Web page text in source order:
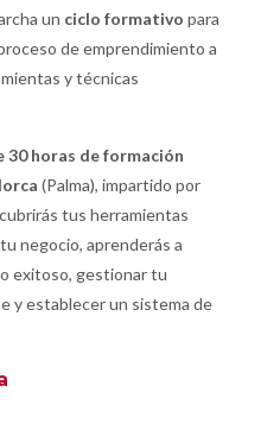
un ciclo formativo para
de emprendimiento a
y técnicas
30 horas de formación
(Palma), impartido por
tus herramientas
negocio, aprenderás a
exitoso, gestionar tu
y establecer un sistema de